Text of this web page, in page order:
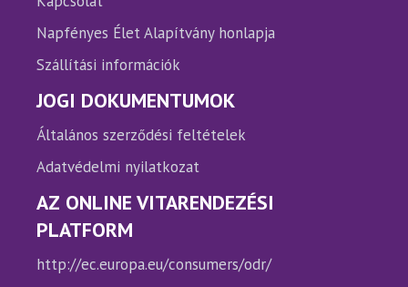
Napfényes Élet Alapítvány honlapja
Szállítási információk
JOGI DOKUMENTUMOK
Általános szerződési feltételek
Adatvédelmi nyilatkozat
AZ ONLINE VITARENDEZÉSI
PLATFORM
http://ec.europa.eu/consumers/odr/